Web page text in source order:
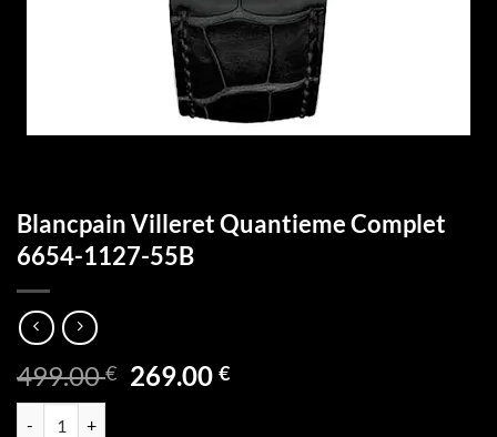
Blancpain Villeret Quantieme Complet
6654-1127-55B
499.00€ Ursprünglicher
269.00€Aktueller